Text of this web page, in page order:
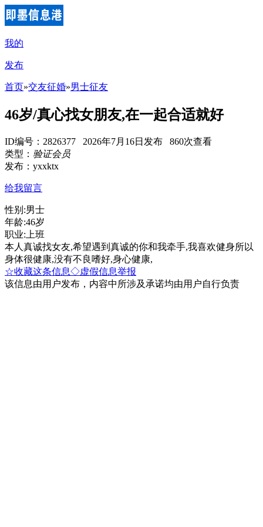
我的
发布
首页»交友征婚»男士征友
46岁/真心找女朋友,在一起合适就好
ID编号：2826377 2026年7月16日发布 860次查看
类型： 验证会员
发布：yxxktx
给我留言
性别:男士
年龄:46岁
职业:上班
本人真诚找女友,希望遇到真诚的你和我牵手,我喜欢健身所以
身体很健康,没有不良嗜好,身心健康,
☆收藏这条信息◇虚假信息举报
该信息由用户发布，内容中所涉及承诺均由用户自行负责